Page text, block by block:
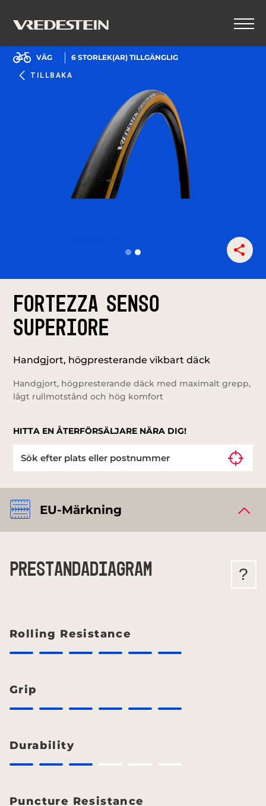
TILLBAKA
VÄG 6 STORLEK(AR) TILLGÄNGLIG
FORTEZZA SENSO
SUPERIORE
Handgjort, högpresterande vikbart däck
Handgjort, högpresterande däck med maximalt grepp,
lågt rullmotstånd och hög komfort
HITTA EN ÅTERFÖRSÄLJARE NÄRA DIG!
EU-Märkning
PRESTANDADIAGRAM ?
Rolling Resistance
Grip
Durability
Puncture Resistance